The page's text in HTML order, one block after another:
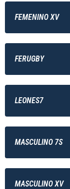
FEMENINO XV
FERUGBY
LEONES7
MASCULINO 7S
MASCULINO XV